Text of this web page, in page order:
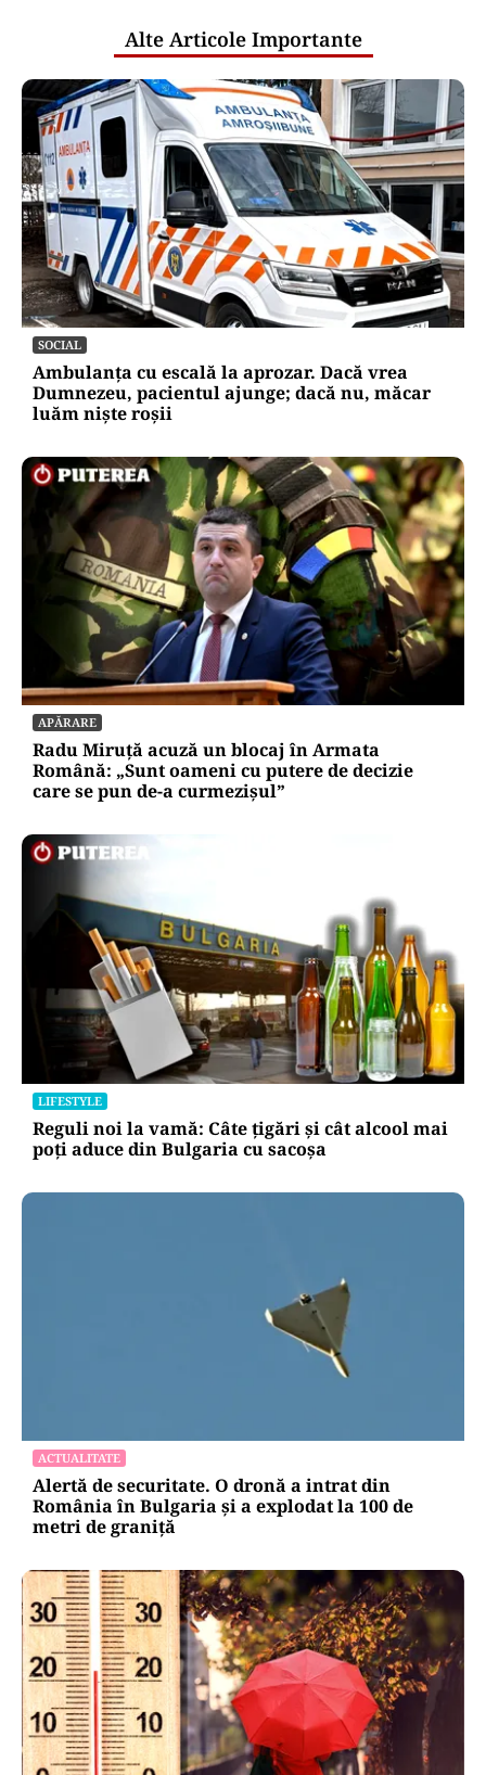
un stoc de peste 1.000 de tone
Puterea Financiara
Impactul economic al verii infernale
europene: căldura extremă începe să
lovească direct economia
Oficiuldestiri.ro
Atacurile cibernetice expun
vulnerabilitățile statului român: ANP
repetă scenariul e‑Terra. Ce ascund
comunicările oficiale și cine răspunde
pentru mentenanța IT a instituțiilor
publice
Alte Articole Importante
SOCIAL
Ambulanța cu escală la aprozar. Dacă vrea
Dumnezeu, pacientul ajunge; dacă nu, măcar
luăm niște roșii
APĂRARE
Radu Miruță acuză un blocaj în Armata
Română: „Sunt oameni cu putere de decizie
care se pun de-a curmezișul”
Reguli noi la vamă: Câte țigări și cât alcool mai
poți aduce din Bulgaria cu sacoșa